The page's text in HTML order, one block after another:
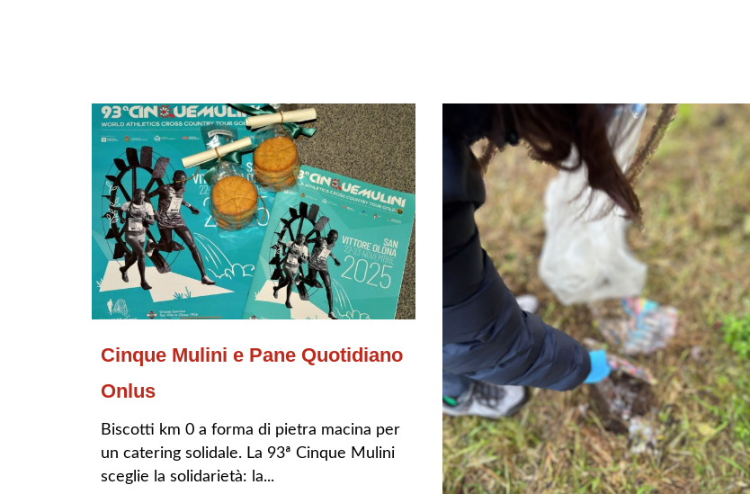
Cinque Mulini e Pane Quotidiano
Onlus
Biscotti km 0 a forma di pietra macina per
un catering solidale. La 93ª Cinque Mulini
sceglie la solidarietà: la...